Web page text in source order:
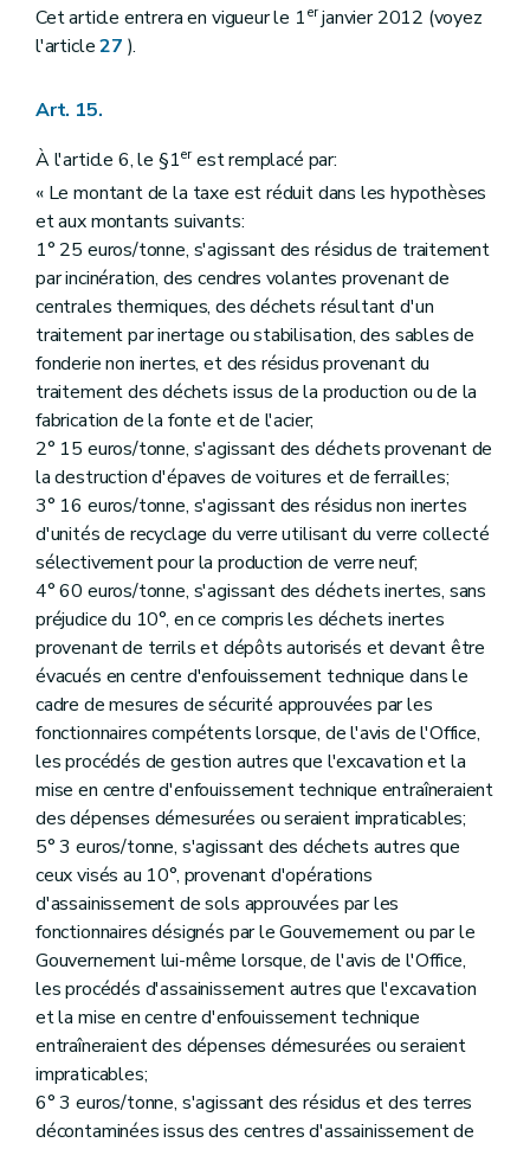
Cet article entrera en vigueur le 1erjanvier 2012 (voyez
l'article27 ).
Art. 15.
À l'article 6, le §1erest remplacé par:
« Le montant de la taxe est réduit dans les hypothèses
et aux montants suivants:
1° 25 euros/tonne, s'agissant des résidus de traitement
par incinération, des cendres volantes provenant de
centrales thermiques, des déchets résultant d'un
traitement par inertage ou stabilisation, des sables de
fonderie non inertes, et des résidus provenant du
traitement des déchets issus de la production ou de la
fabrication de la fonte et de l'acier;
2° 15 euros/tonne, s'agissant des déchets provenant de
la destruction d'épaves de voitures et de ferrailles;
3° 16 euros/tonne, s'agissant des résidus non inertes
d'unités de recyclage du verre utilisant du verre collecté
sélectivement pour la production de verre neuf;
4° 60 euros/tonne, s'agissant des déchets inertes, sans
préjudice du 10°, en ce compris les déchets inertes
provenant de terrils et dépôts autorisés et devant être
évacués en centre d'enfouissement technique dans le
cadre de mesures de sécurité approuvées par les
fonctionnaires compétents lorsque, de l'avis de l'Office,
les procédés de gestion autres que l'excavation et la
mise en centre d'enfouissement technique entraîneraient
des dépenses démesurées ou seraient impraticables;
5° 3 euros/tonne, s'agissant des déchets autres que
ceux visés au 10°, provenant d'opérations
d'assainissement de sols approuvées par les
fonctionnaires désignés par le Gouvernement ou par le
Gouvernement lui-même lorsque, de l'avis de l'Office,
les procédés d'assainissement autres que l'excavation
et la mise en centre d'enfouissement technique
entraîneraient des dépenses démesurées ou seraient
impraticables;
6° 3 euros/tonne, s'agissant des résidus et des terres
décontaminées issus des centres d'assainissement de